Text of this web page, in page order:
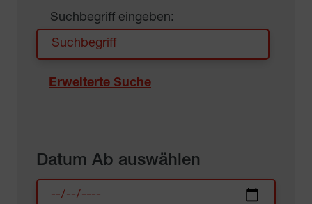
Suchbegriff eingeben:
Erweiterte Suche
Datum Ab auswählen